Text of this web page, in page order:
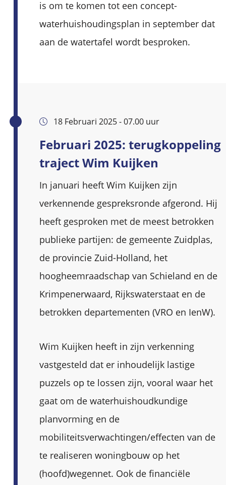
is om te komen tot een concept-
waterhuishoudingsplan in september dat
aan de watertafel wordt besproken.
18 Februari 2025 - 07.00 uur
Februari 2025: terugkoppeling
traject Wim Kuijken
In januari heeft Wim Kuijken zijn
verkennende gespreksronde afgerond. Hij
heeft gesproken met de meest betrokken
publieke partijen: de gemeente Zuidplas,
de provincie Zuid-Holland, het
hoogheemraadschap van Schieland en de
Krimpenerwaard, Rijkswaterstaat en de
betrokken departementen (VRO en IenW).
Wim Kuijken heeft in zijn verkenning
vastgesteld dat er inhoudelijk lastige
puzzels op te lossen zijn, vooral waar het
gaat om de waterhuishoudkundige
planvorming en de
mobiliteitsverwachtingen/effecten van de
te realiseren woningbouw op het
(hoofd)wegennet. Ook de financiële